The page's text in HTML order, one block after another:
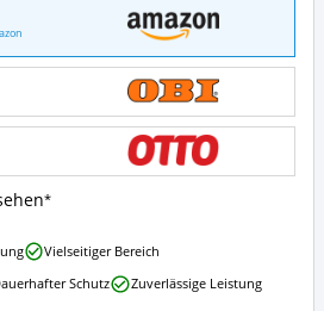
Vielseitiger Bereich
Schutz Zuverlässige Leistung